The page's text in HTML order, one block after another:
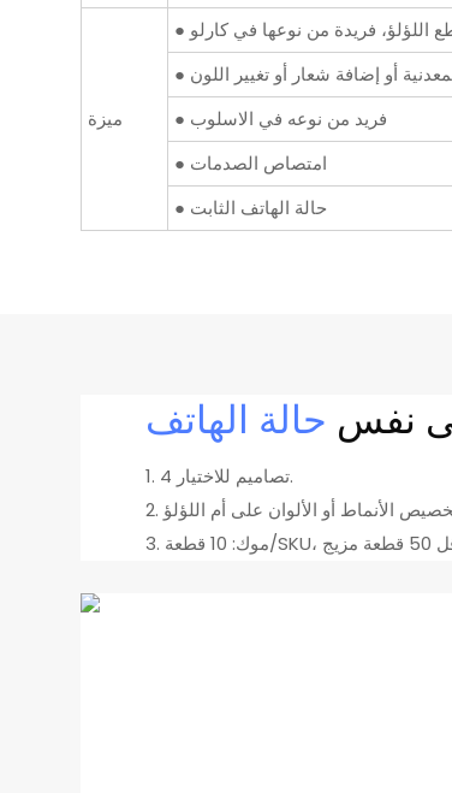
ميزة
أو إضافة شعار أو تغيير اللون
● فريد من نوعه في الاسلوب
● امتصاص الصدمات
● حالة الهاتف الثابت
نفس حالة الهاتف
1. 4 تصاميم للاختيار.